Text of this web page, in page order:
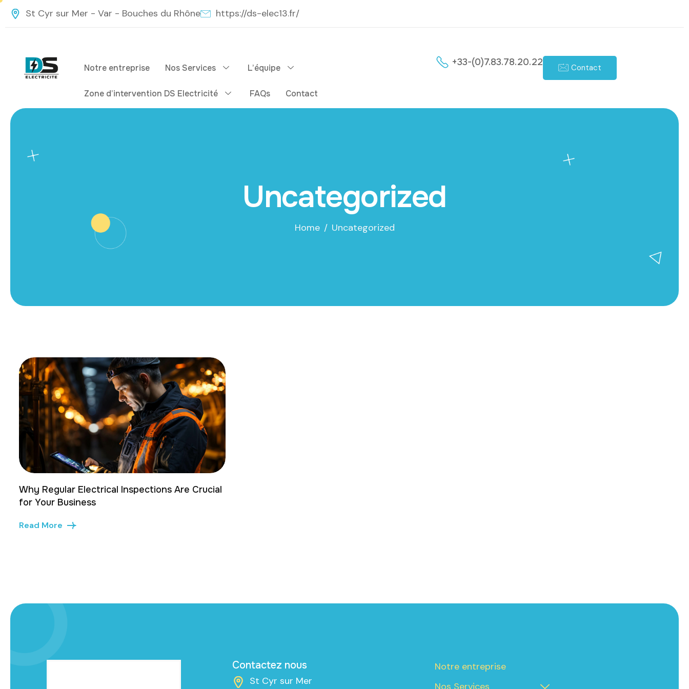
principalSt Cyr sur Mer - Var - Bouches du Rhône https://ds-elec13.fr/
Notre entreprise Nos Services L’équipe
Zone d’intervention DS Electricité FAQs Contact
+33-(0)7.83.78.20.22
Contact
Uncategorized
Home Uncategorized
Why Regular Electrical Inspections Are Crucial
for Your Business
Read More
Contactez nous
St Cyr sur Mer
Notre entreprise